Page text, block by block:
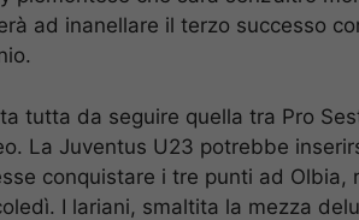
ad inanellare il terzo successo
tutta da seguire quella tra Pro
La Juventus U23 potrebbe
conquistare i tre punti ad
I lariani, smaltita la mezza